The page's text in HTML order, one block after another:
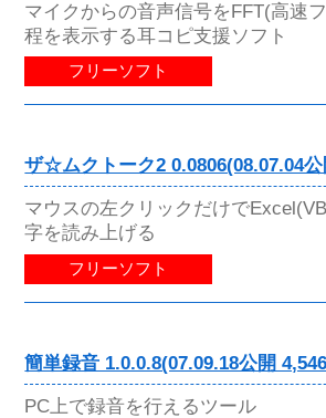
マイクからの音声信号をFFT(高速
程を表示する耳コピ支援ソフト
フリーソフト
ザ☆ムクトーク2 0.0806(08.07.04
マウスの左クリックだけで
字を読み上げる
フリーソフト
簡単録音 1.0.0.8(07.09.18公開
PC上で録音を行えるツール